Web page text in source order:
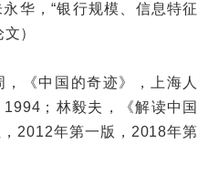
华，“银行规模、信息特征
）
《中国的奇迹》，上海人
；林毅夫，《解读中国
2012年第一版，2018年第